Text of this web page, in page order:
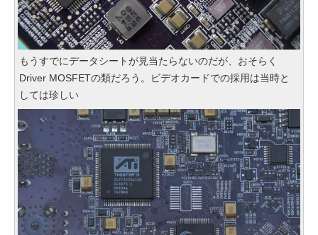
もうすでにデータシートが見当たらないのだが、おそらく
Driver MOSFETの類だろう。ビデオカードでの採用は当時と
しては珍しい